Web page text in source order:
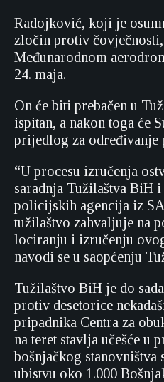
Radojković, koji je
zločin protiv čovječnosti,
Međunarodnom
24. maja.
On će biti prebačen u
ispitan, a nakon toga će
prijedlog za određivanje
“U procesu izručenja
saradnja Tužilaštva BiH
policijskih agencija iz
tužilaštvo zahvaljuje na
lociranju i izručenju
navodi se u saopćenju
Tužilaštvo BiH je do
protiv desetorice
pripadnika Centra za
na teret stavlja učešće u
bošnjačkog stanovništva
ubistvu oko 1.000